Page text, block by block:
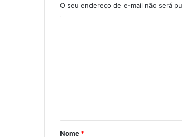
O seu endereço de e-mail não será
rNome *